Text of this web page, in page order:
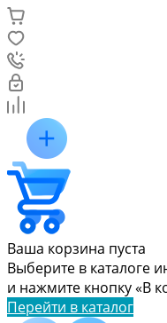
Ваша корзина пуста
Выберите в каталоге
и нажмите кнопку «В
Перейти в каталог